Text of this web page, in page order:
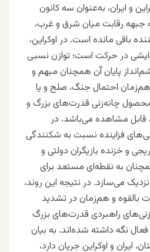
و ایران، به‌عنوان سه کانون
رقابت میان شرق و غرب،
باقی مانده است. در اوکراین،
در حرکت است؛ توازن نسبی
پایان آن همچنان مبهم و
احتمال جنگ، صلح و یا
چانه‌زنی قدرت‌های بزرگ و
قابل مشاهده می‌باشد. در
فزاینده نسبت به شکنندگی
و خزنده بازیگران دولتی و
به نقطه‌ای مستعد برای
می‌سازد. در نتیجه این روند،
بالقوه و هم‌زمان در تشدید
راهبردی قدرت‌های بزرگ
نگه داشته شده‌اند. به بیان
ایران و اوکراین جریان دارد،